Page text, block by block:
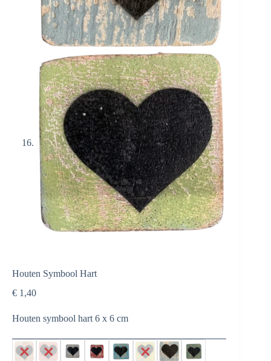
Houten Symbool Hart
€ 1,40
Houten symbool hart 6 x 6 cm